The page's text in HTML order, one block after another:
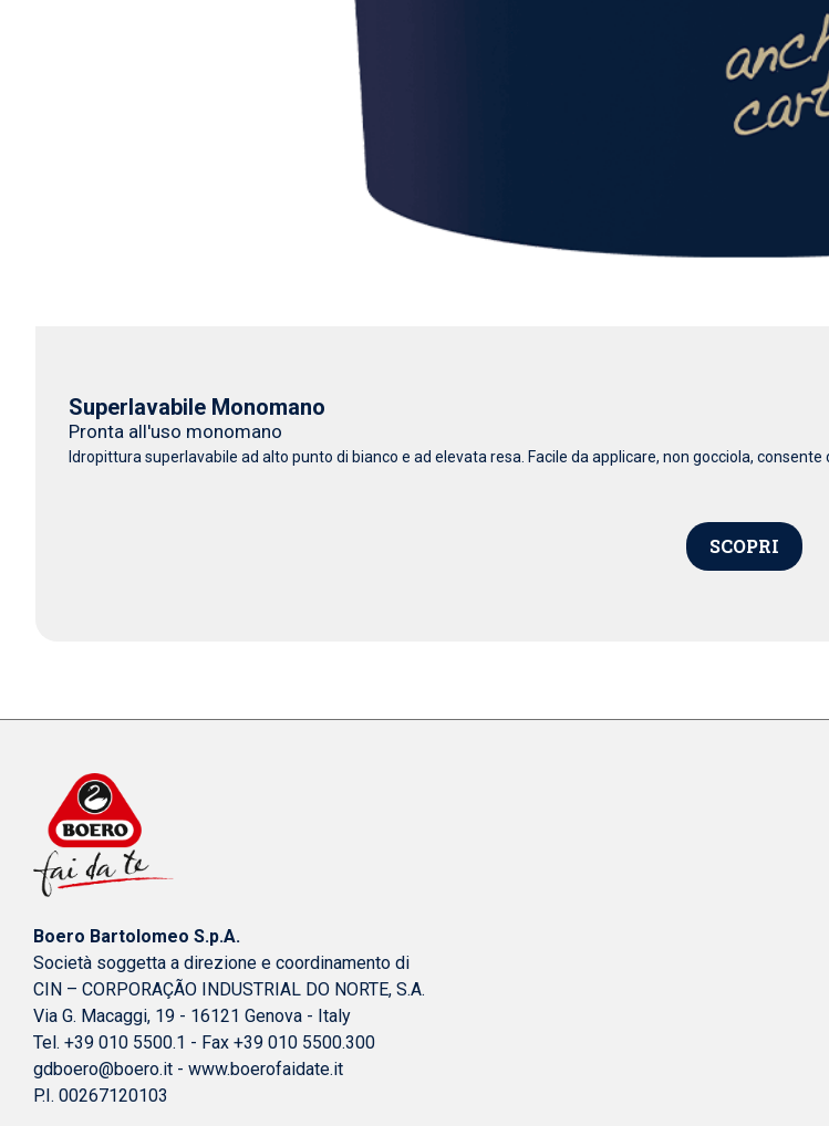
Superlavabile Monomano
Pronta all'uso monomano
Idropittura superlavabile ad alto punto di bianco e ad elevata resa. Facile da applicare, non gocciola, consente
SCOPRI
Boero Bartolomeo S.p.A.
Società soggetta a direzione e coordinamento di
CIN – CORPORAÇÃO INDUSTRIAL DO NORTE, S.A.
Via G. Macaggi, 19 - 16121 Genova - Italy
Tel. +39 010 5500.1 - Fax +39 010 5500.300
gdboero@boero.it - www.boerofaidate.it
P.I. 00267120103